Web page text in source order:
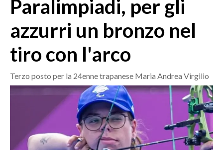
MEDIO CAMPIDANO
ORISTANO E PROVINCIA
SASSARI E PROVINCIA
GALLURA
NUORO E PROVINCIA
OGLIASTRA
ITALIA
Paralimpiadi, per gli
azzurri un bronzo nel
tiro con l'arco
Terzo posto per la 24enne trapanese Maria Andrea Virgilio